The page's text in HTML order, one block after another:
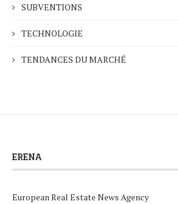
SUBVENTIONS
TECHNOLOGIE
TENDANCES DU MARCHÉ
ERENA
European Real Estate News Agency